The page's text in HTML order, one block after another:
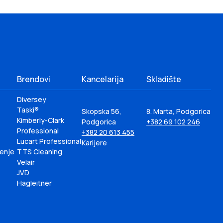
Brendovi
Diversey
Taski®
Kimberly-Clark
Professional
Lucart Professional
TTS Cleaning
Velair
JVD
Hagleitner
Kancelarija
Skopska 56,
Podgorica
+382 20 613 455
Karijere
Skladište
8. Marta, Podgorica
+382 69 102 246